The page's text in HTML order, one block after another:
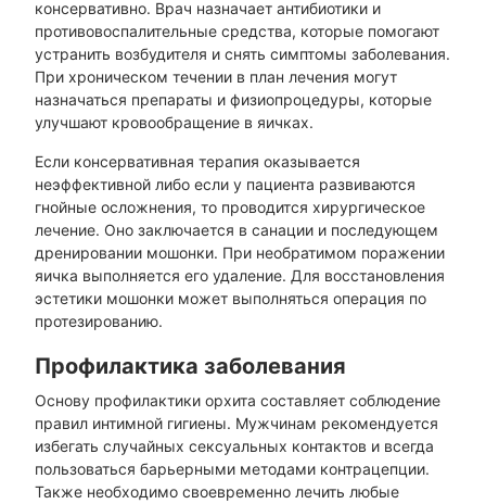
консервативно. Врач назначает антибиотики и
противовоспалительные средства, которые помогают
устранить возбудителя и снять симптомы заболевания.
При хроническом течении в план лечения могут
назначаться препараты и физиопроцедуры, которые
улучшают кровообращение в яичках.
Если консервативная терапия оказывается
неэффективной либо если у пациента развиваются
гнойные осложнения, то проводится хирургическое
лечение. Оно заключается в санации и последующем
дренировании мошонки. При необратимом поражении
яичка выполняется его удаление. Для восстановления
эстетики мошонки может выполняться операция по
протезированию.
Профилактика заболевания
Основу профилактики орхита составляет соблюдение
правил интимной гигиены. Мужчинам рекомендуется
избегать случайных сексуальных контактов и всегда
пользоваться барьерными методами контрацепции.
Также необходимо своевременно лечить любые